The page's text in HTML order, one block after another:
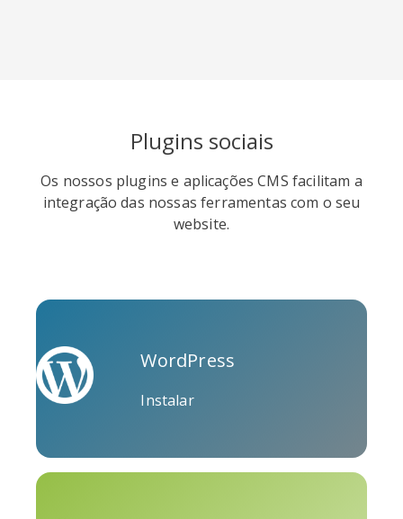
Overflow
Trello Twitch Vk
Plugins sociais
Os nossos plugins e aplicações CMS facilitam a
integração das nossas ferramentas com o seu
website.
WordPress
Instalar